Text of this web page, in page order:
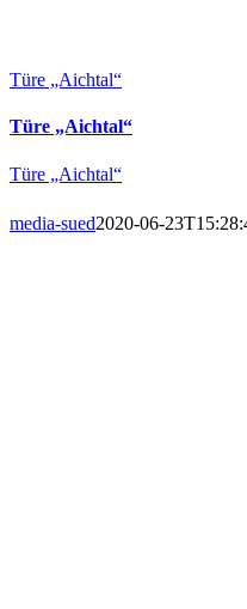
Türe „Aichtal“
Türe „Aichtal“
Türe „Aichtal“
media-sued2020-06-